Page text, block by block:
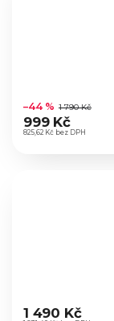
hodnocení
produktu
je
825,62 Kč bez DPH
–44 % 1 790 Kč
999 Kč
hodnocení
1 490 Kč